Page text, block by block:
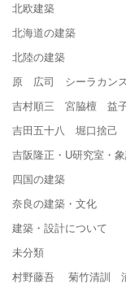
北欧建築
北海道の建築
北陸の建築
原 広司 シーラカンス
吉村順三 宮脇檀 益
吉田五十八 堀口捨
吉阪隆正・U研究室・
四国の建築
奈良の建築・文化
建築・設計について
未分類
村野藤吾 菊竹清訓